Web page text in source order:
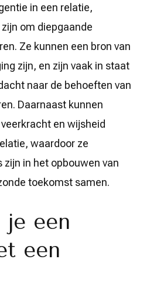
in een relatie,
om diepgaande
Ze kunnen een bron van
zijn, en zijn vaak in staat
naar de behoeften van
Daarnaast kunnen
en wijsheid
waardoor ze
in het opbouwen van
toekomst samen.
een
een